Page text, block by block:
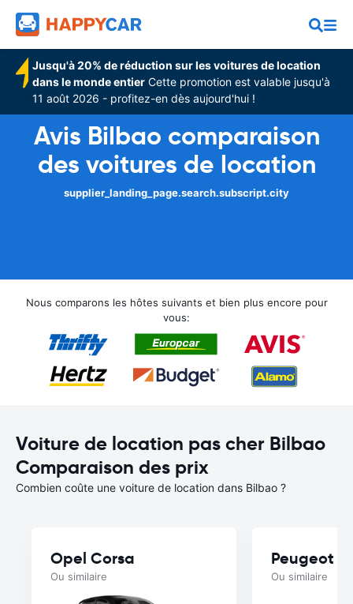
Jusqu'à 20% de réduction sur les voitures de location
dans le monde entier Cette promotion est valable jusqu'à
11 août 2026 - profitez-en dès aujourd'hui !
Avis Bilbao comparaison
des voitures de location
supplier_landing_page.search.subscript.city
Nous comparons les hôtes suivants et bien plus encore pour
vous:
Voiture de location pas cher Bilbao
Comparaison des prix
Combien coûte une voiture de location dans Bilbao ?
Opel Corsa
Ou similaire
Peugeot
Ou similaire